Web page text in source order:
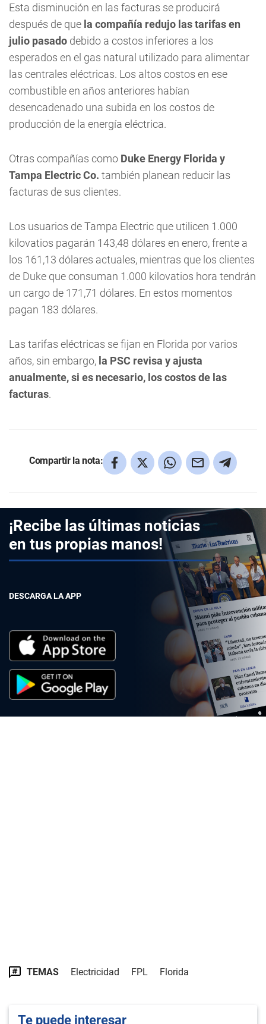
Esta disminución en las facturas se producirá
después de que la compañía redujo las tarifas en
julio pasado debido a costos inferiores a los
esperados en el gas natural utilizado para alimentar
las centrales eléctricas. Los altos costos en ese
combustible en años anteriores habían
desencadenado una subida en los costos de
producción de la energía eléctrica.
Otras compañías como Duke Energy Florida y
Tampa Electric Co. también planean reducir las
facturas de sus clientes.
Los usuarios de Tampa Electric que utilicen 1.000
kilovatios pagarán 143,48 dólares en enero, frente a
los 161,13 dólares actuales, mientras que los clientes
de Duke que consuman 1.000 kilovatios hora tendrán
un cargo de 171,71 dólares. En estos momentos
pagan 183 dólares.
Las tarifas eléctricas se fijan en Florida por varios
años, sin embargo, la PSC revisa y ajusta
anualmente, si es necesario, los costos de las
facturas.
Compartir la nota:
¡Recibe las últimas noticias
en tus propias manos!
DESCARGA LA APP
TEMAS Electricidad FPL Florida
Te puede interesar